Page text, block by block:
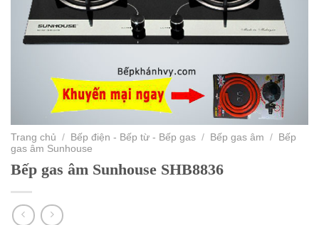
Trang chủ / Bếp điện - Bếp từ - Bếp gas / Bếp gas âm / Bếp
gas âm Sunhouse
Bếp gas âm Sunhouse SHB8836